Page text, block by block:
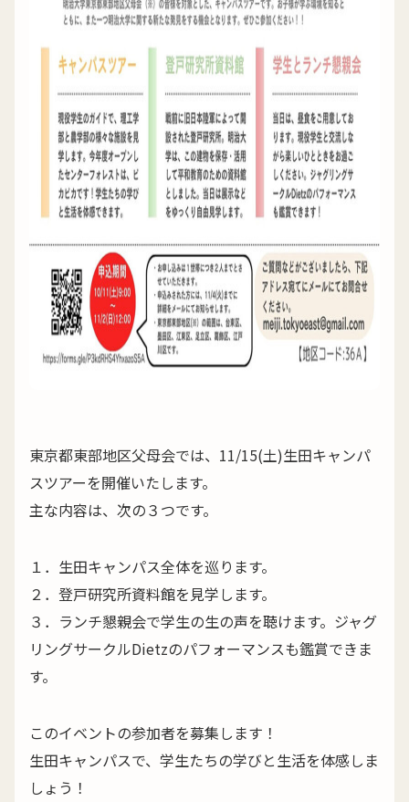
東京都東部地区父母会では、11/15(土)生田キャンパ
スツアーを開催いたします。
主な内容は、次の３つです。
１．生田キャンパス全体を巡ります。
２．登戸研究所資料館を見学します。
３．ランチ懇親会で学生の生の声を聴けます。ジャグ
リングサークルDietzのパフォーマンスも鑑賞できま
す。
このイベントの参加者を募集します！
生田キャンパスで、学生たちの学びと生活を体感しま
しょう！